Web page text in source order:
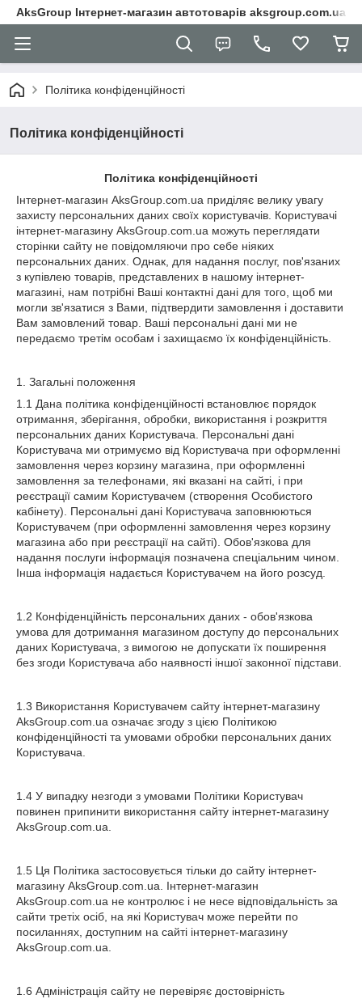
AksGroup Інтернет-магазин автотоварів aksgroup.com.ua
Політика конфіденційності
Політика конфіденційності
Політика конфіденційності
Інтернет-магазин AksGroup.com.ua приділяє велику увагу
захисту персональних даних своїх користувачів. Користувачі
інтернет-магазину AksGroup.com.ua можуть переглядати
сторінки сайту не повідомляючи про себе ніяких
персональних даних. Однак, для надання послуг, пов'язаних
з купівлею товарів, представлених в нашому інтернет-
магазині, нам потрібні Ваші контактні дані для того, щоб ми
могли зв'язатися з Вами, підтвердити замовлення і доставити
Вам замовлений товар. Ваші персональні дані ми не
передаємо третім особам і захищаємо їх конфіденційність.
1. Загальні положення
1.1 Дана політика конфіденційності встановлює порядок
отримання, зберігання, обробки, використання і розкриття
персональних даних Користувача. Персональні дані
Користувача ми отримуємо від Користувача при оформленні
замовлення через корзину магазина, при оформленні
замовлення за телефонами, які вказані на сайті, і при
реєстрації самим Користувачем (створення Особистого
кабінету). Персональні дані Користувача заповнюються
Користувачем (при оформленні замовлення через корзину
магазина або при реєстрації на сайті). Обов'язкова для
надання послуги інформація позначена спеціальним чином.
Інша інформація надається Користувачем на його розсуд.
1.2 Конфіденційність персональних даних - обов'язкова
умова для дотримання магазином доступу до персональних
даних Користувача, з вимогою не допускати їх поширення
без згоди Користувача або наявності іншої законної підстави.
1.3 Використання Користувачем сайту інтернет-магазину
AksGroup.com.ua означає згоду з цією Політикою
конфіденційності та умовами обробки персональних даних
Користувача.
1.4 У випадку незгоди з умовами Політики Користувач
повинен припинити використання сайту інтернет-магазину
AksGroup.com.ua.
1.5 Ця Політика застосовується тільки до сайту інтернет-
магазину AksGroup.com.ua. Інтернет-магазин
AksGroup.com.ua не контролює і не несе відповідальність за
сайти третіх осіб, на які Користувач може перейти по
посиланнях, доступним на сайті інтернет-магазину
AksGroup.com.ua.
1.6 Адміністрація сайту не перевіряє достовірність